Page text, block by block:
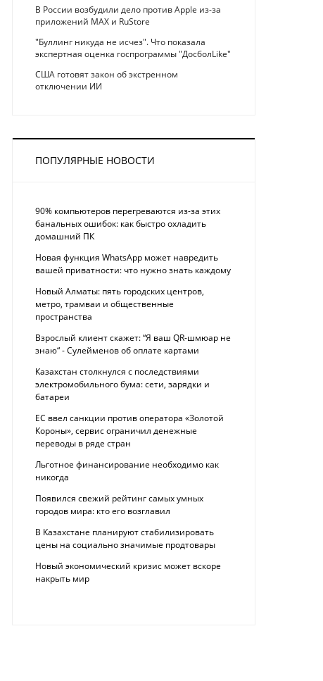
В России возбудили дело против Apple из-за
приложений MAX и RuStore
"Буллинг никуда не исчез". Что показала
экспертная оценка госпрограммы "ДосболLike"
США готовят закон об экстренном
отключении ИИ
ПОПУЛЯРНЫЕ НОВОСТИ
90% компьютеров перегреваются из-за этих
банальных ошибок: как быстро охладить
домашний ПК
Новая функция WhatsApp может навредить
вашей приватности: что нужно знать каждому
Новый Алматы: пять городских центров,
метро, трамваи и общественные
пространства
Взрослый клиент скажет: “Я ваш QR-шмюар не
знаю“ - Сулейменов об оплате картами
Казахстан столкнулся с последствиями
электромобильного бума: сети, зарядки и
батареи
ЕС ввел санкции против оператора «Золотой
Короны», сервис ограничил денежные
переводы в ряде стран
Льготное финансирование необходимо как
никогда
Появился свежий рейтинг самых умных
городов мира: кто его возглавил
В Казахстане планируют стабилизировать
цены на социально значимые продтовары
Новый экономический кризис может вскоре
накрыть мир